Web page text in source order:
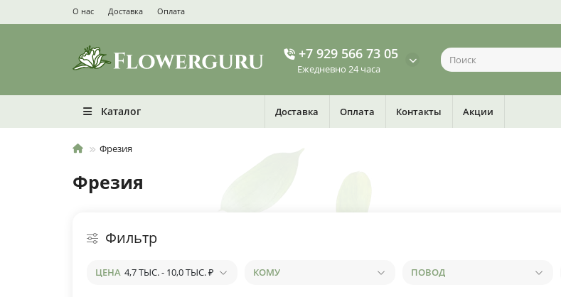
О нас Доставка Оплата
+7 929 566 73 05
Ежедневно 24 часа
Каталог Доставка Оплата Контакты Акции
Фрезия
Фрезия
Фильтр
4,7 ТЫС.- 10,0 ТЫС.₽
ЦЕНА КОМУ ПОВОД